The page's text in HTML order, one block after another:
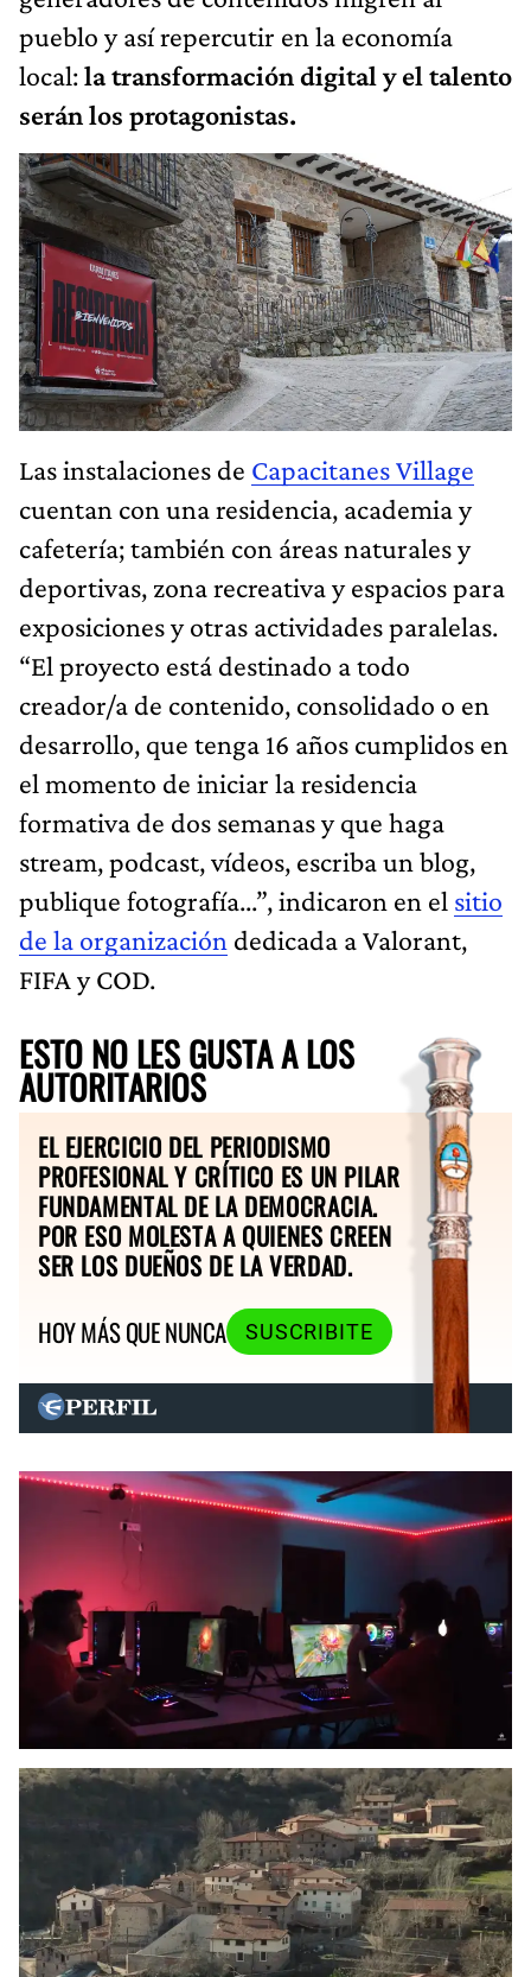
pueblo y así repercutir en la economía
local:la transformación digital y el talento
serán los protagonistas.
Las instalaciones de Capacitanes Village
cuentan con una residencia, academia y
cafetería; también con áreas naturales y
deportivas, zona recreativa y espacios para
exposiciones y otras actividades paralelas.
“El proyecto está destinado a todo
creador/a de contenido, consolidado o en
desarrollo, que tenga 16 años cumplidos en
el momento de iniciar la residencia
formativa de dos semanas y que haga
stream, podcast, vídeos, escriba un blog,
publique fotografía...”, indicaron en el sitio
de la organización dedicada a Valorant,
FIFA y COD.
ESTO NO LES GUSTA A LOS
AUTORITARIOS
EL EJERCICIO DEL PERIODISMO
PROFESIONAL Y CRÍTICO ES UN PILAR
FUNDAMENTAL DE LA DEMOCRACIA.
POR ESO MOLESTA A QUIENES CREEN
SER LOS DUEÑOS DE LA VERDAD.
HOY MÁS QUE NUNCA
SUSCRIBITE